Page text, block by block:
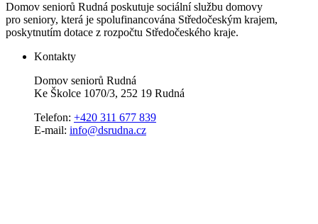
Domov seniorů Rudná poskutuje sociální službu domovy
pro seniory, která je spolufinancována Středočeským krajem,
poskytnutím dotace z rozpočtu Středočeského kraje.
Kontakty
Domov seniorů Rudná
Ke Školce 1070/3, 252 19 Rudná
Telefon: +420 311 677 839
E-mail: info@dsrudna.cz